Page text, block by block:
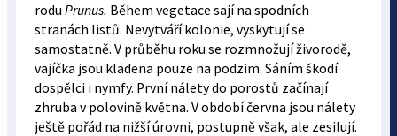
rodu Prunus. Během vegetace sají na spodních
stranách listů. Nevytváří kolonie, vyskytují se
samostatně. V prů­běhu roku se rozmnožují živorodě,
vajíčka jsou kladena pouze na podzim. Sáním škodí
dospělci i nymfy. První nálety do porostů začínají
zhruba v polovině května. V období června jsou nálety
ještě pořád na nižší úrovni, postupně však, ale zesilují.